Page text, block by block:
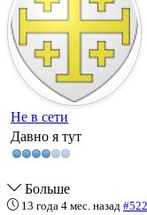
Не в сети
Давно я тут
Больше
13 года 4 мес. назад